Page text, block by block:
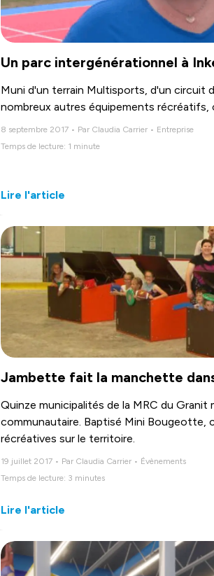
Un parc intergénérationnel à
Muni d'un terrain Multisports, d'un circuit
nombreux autres équipements
8 septembre 2017 • Par Claudia Carrier • Entreprise
Temps de lecture: 1 minute
Lire l'article
Jambette fait la manchette
Quinze municipalités de la MRC du
communautaire. Baptisé Mini Bougeotte,
récréatives sur le territoire.
19 juillet 2017 • Par Claudia Carrier • Évènements
Temps de lecture: 3 minutes
Lire l'article